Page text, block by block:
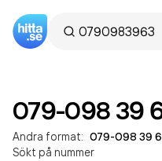
079-098 39
Andra format: 079-098 39
Sökt på nummer